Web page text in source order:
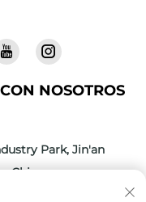
NOSOTROS
Park, Jin'an
China